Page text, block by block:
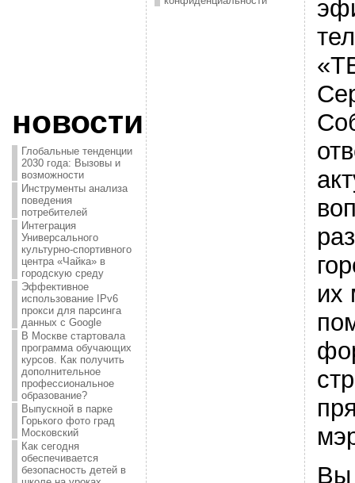
новости
Глобальные тенденции
2030 года: Вызовы и
возможности
Инструменты анализа
поведения
потребителей
Интеграция
Универсального
культурно-спортивного
центра «Чайка» в
городскую среду
Эффективное
использование IPv6
прокси для парсинга
данных с Google
В Москве стартовала
программа обучающих
курсов. Как получить
дополнительное
профессиональное
образование?
Выпускной в парке
Горького фото град
Московский
Как сегодня
обеспечивается
безопасность детей в
их
Вы